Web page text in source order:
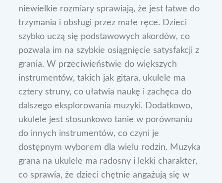
niewielkie rozmiary sprawiają, że jest łatwe do
trzymania i obsługi przez małe ręce. Dzieci
szybko uczą się podstawowych akordów, co
pozwala im na szybkie osiągnięcie satysfakcji z
grania. W przeciwieństwie do większych
instrumentów, takich jak gitara, ukulele ma
cztery struny, co ułatwia naukę i zachęca do
dalszego eksplorowania muzyki. Dodatkowo,
ukulele jest stosunkowo tanie w porównaniu
do innych instrumentów, co czyni je
dostępnym wyborem dla wielu rodzin. Muzyka
grana na ukulele ma radosny i lekki charakter,
co sprawia, że dzieci chętnie angażują się w